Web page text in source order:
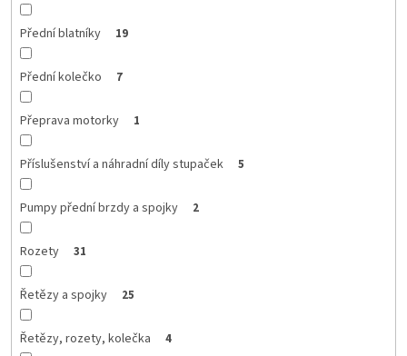
Přední blatníky 19
Přední kolečko 7
Přeprava motorky 1
Příslušenství a náhradní díly stupaček 5
Pumpy přední brzdy a spojky 2
Rozety 31
Řetězy a spojky 25
Řetězy, rozety, kolečka 4